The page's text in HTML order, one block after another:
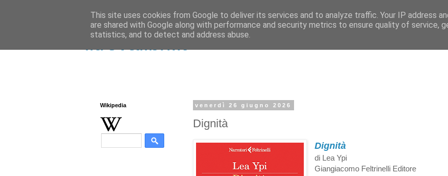
iltrovalibri.it
venerdì 26 giugno 2026
Dignità
Dignità
di Lea Ypi
Giangiacomo Feltrinelli Editore
Wikipedia
This site uses cookies from Google to deliver its services and to analyze traffic. Your IP address
are shared with Google along with performance and security metrics to ensure quality of service,
statistics, and to detect and address abuse.